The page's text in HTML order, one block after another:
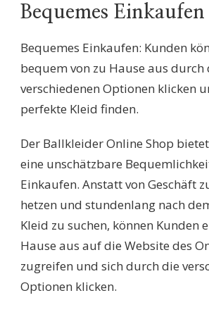
Bequemes Einkaufen
Bequemes Einkaufen: Kunden
bequem von zu Hause aus durch
verschiedenen Optionen klicken
perfekte Kleid finden.
Der Ballkleider Online Shop
eine unschätzbare
Einkaufen. Anstatt von Geschäft
hetzen und stundenlang nach
Kleid zu suchen, können Kunden
Hause aus auf die Website des
zugreifen und sich durch die
Optionen klicken.